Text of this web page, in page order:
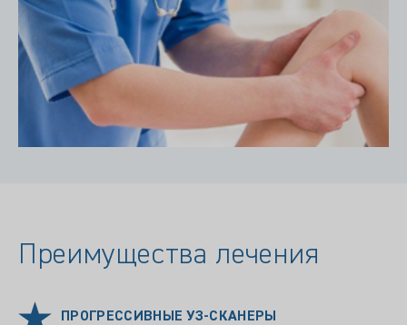
Преимущества лечения
ПРОГРЕССИВНЫЕ УЗ-СКАНЕРЫ